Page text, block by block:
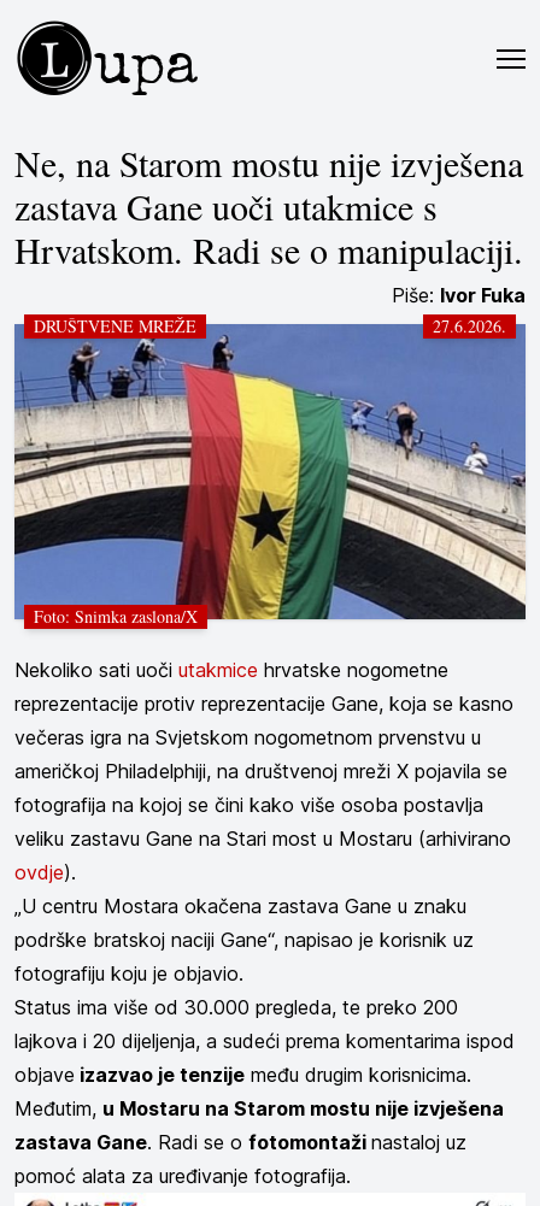
Lupa
Ne, na Starom mostu nije izvješena
zastava Gane uoči utakmice s
Hrvatskom. Radi se o manipulaciji.
Piše: Ivor Fuka
DRUŠTVENE MREŽE 27.6.2026.
Foto: Snimka zaslona/X
Nekoliko sati uoči utakmice hrvatske nogometne
reprezentacije protiv reprezentacije Gane, koja se kasno
večeras igra na Svjetskom nogometnom prvenstvu u
američkoj Philadelphiji, na društvenoj mreži X pojavila se
fotografija na kojoj se čini kako više osoba postavlja
veliku zastavu Gane na Stari most u Mostaru (arhivirano
ovdje).
„U centru Mostara okačena zastava Gane u znaku
podrške bratskoj naciji Gane“, napisao je korisnik uz
fotografiju koju je objavio.
Status ima više od 30.000 pregleda, te preko 200
lajkova i 20 dijeljenja, a sudeći prema komentarima ispod
objave izazvao je tenzije među drugim korisnicima.
Međutim, u Mostaru na Starom mostu nije izvješena
zastava Gane. Radi se o fotomontaži nastaloj uz
pomoć alata za uređivanje fotografija.